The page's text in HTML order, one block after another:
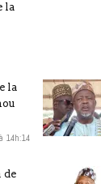
la
la
14h:14
de